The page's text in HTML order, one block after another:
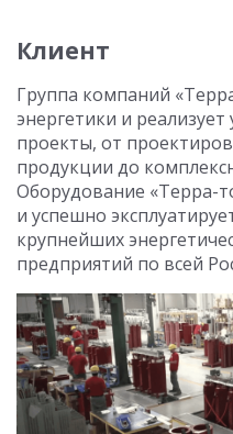
Клиент
Группа компаний
энергетики и
проекты, от
продукции до
Оборудование «Терра-
и успешно
крупнейших
предприятий по всей